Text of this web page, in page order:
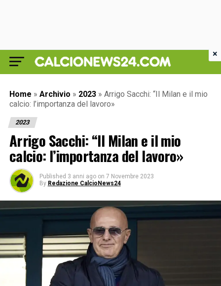
Home » Archivio » 2023 » Arrigo Sacchi: “Il Milan e il mio
calcio: l’importanza del lavoro»
2023
Arrigo Sacchi: “Il Milan e il mio
calcio: l’importanza del lavoro»
Published 3 anni ago on 7 Novembre 2023
By Redazione CalcioNews24
×